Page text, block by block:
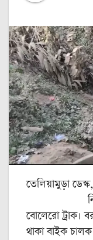
তেলিয়ামুড়া
নিয়ন্ত্রণ
বোলেরো ট্রাক।
থাকা বাইক